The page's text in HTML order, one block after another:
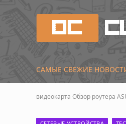
САМЫЕ СВЕЖИЕ
видеокарта Обзор роутера